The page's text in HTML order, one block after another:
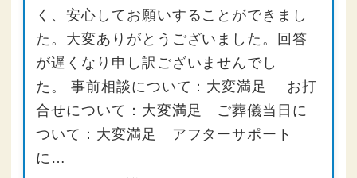
く、安心してお願いすることができまし
た。大変ありがとうございました。回答
が遅くなり申し訳ございませんでし
た。 事前相談について：大変満足 お打
合せについて：大変満足 ご葬儀当日に
ついて：大変満足 アフターサポート
に…